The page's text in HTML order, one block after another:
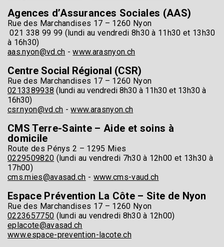
Agences d’Assurances Sociales (AAS)
Rue des Marchandises 17 – 1260 Nyon
021 338 99 99 (lundi au vendredi 8h30 à 11h30 et 13h30
à 16h30)
aas.nyon@vd.ch -www.arasnyon.ch
Centre Social Régional (CSR)
Rue des Marchandises 17 – 1260 Nyon
0213389938 (lundi au vendredi 8h30 à 11h30 et 13h30 à
16h30)
csr.nyon@vd.ch -www.arasnyon.ch
CMS Terre-Sainte – Aide et soins à
domicile
Route des Pénys 2 – 1295 Mies
0229509820 (lundi au vendredi 7h30 à 12h00 et 13h30 à
17h00)
cms.mies@avasad.ch - www.cms-vaud.ch
Espace Prévention La Côte – Site de Nyon
Rue des Marchandises 17 – 1260 Nyon
0223657750 (lundi au vendredi 8h30 à 12h00)
eplacote@avasad.ch
www.espace-prevention-lacote.ch